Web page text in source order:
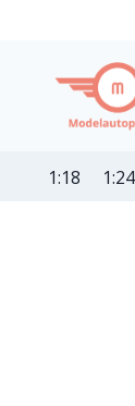
1:18 1:24